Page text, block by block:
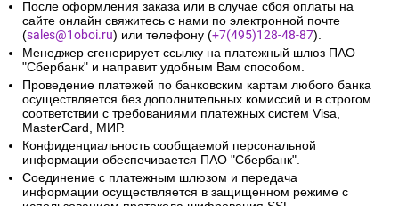
После оформления заказа или в случае сбоя оплаты на
сайте онлайн свяжитесь с нами по электронной почте
(sales@1oboi.ru) или телефону (+7(495)128-48-87).
Менеджер сгенерирует ссылку на платежный шлюз ПАО
"Сбербанк" и направит удобным Вам способом.
Проведение платежей по банковским картам любого банка
осуществляется без дополнительных комиссий и в строгом
соответствии с требованиями платежных систем Visa,
MasterCard, МИР.
Конфиденциальность сообщаемой персональной
информации обеспечивается ПАО "Сбербанк".
Соединение с платежным шлюзом и передача
информации осуществляется в защищенном режиме с